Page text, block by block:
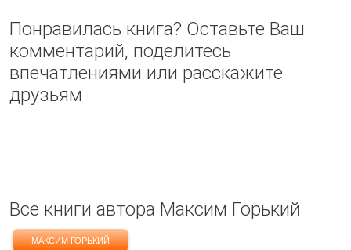
Понравилась книга? Оставьте Ваш
комментарий, поделитесь
впечатлениями или расскажите
друзьям
Все книги автора Максим Горький
МАКСИМ ГОРЬКИЙ